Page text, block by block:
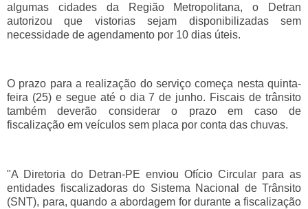
algumas cidades da Região Metropolitana, o Detran
autorizou que vistorias sejam disponibilizadas sem
necessidade de agendamento por 10 dias úteis.
O prazo para a realização do serviço começa nesta quinta-
feira (25) e segue até o dia 7 de junho. Fiscais de trânsito
também deverão considerar o prazo em caso de
fiscalização em veículos sem placa por conta das chuvas.
"A Diretoria do Detran-PE enviou Ofício Circular para as
entidades fiscalizadoras do Sistema Nacional de Trânsito
(SNT), para, quando a abordagem for durante a fiscalização